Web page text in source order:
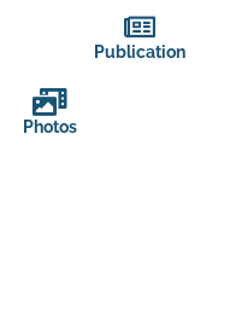
Publication
Photos